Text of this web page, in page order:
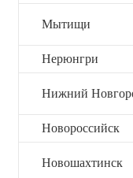
Мытищи
Нерюнгри
Нижний
Новороссийск
Новошахтинск